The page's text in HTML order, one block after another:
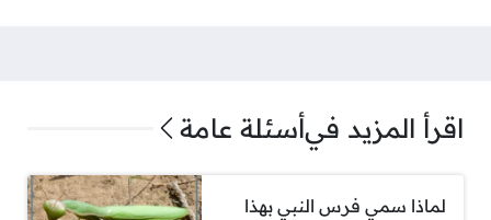
اقرأ المزيد فيأسئلة عامة
لماذا سمي فرس النبي بهذا